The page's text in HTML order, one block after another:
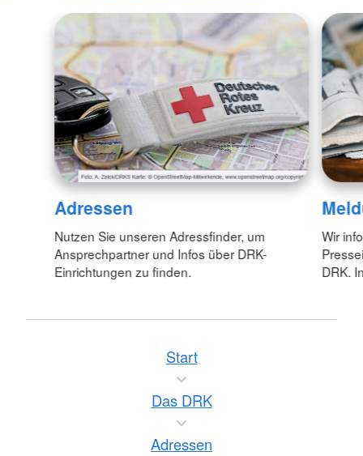
Adressen
Nutzen Sie unseren Adressfinder, um
Ansprechpartner und Infos über DRK-
Einrichtungen zu finden.
Wir
DRK.
Start
Das DRK
Adressen